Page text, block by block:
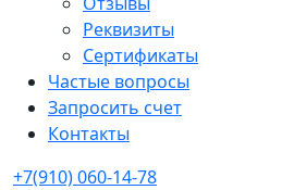
Реквизиты
Сертификаты
Частые вопросы
Запросить счет
Контакты
+7(910) 060-14-78